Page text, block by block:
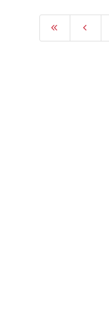
8 4